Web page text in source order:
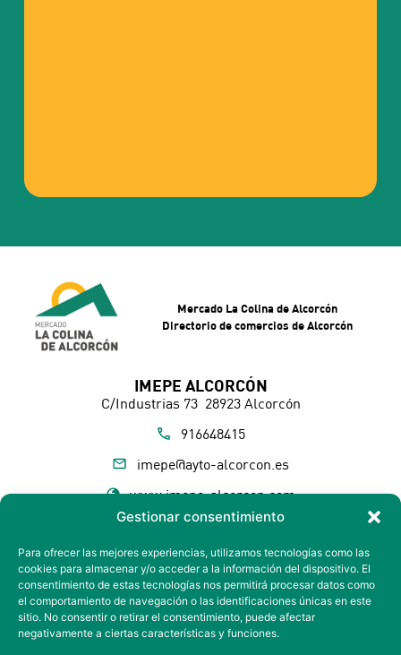
Gestionar consentimiento
Para ofrecer las mejores experiencias, utilizamos tecnologías como las
cookies para almacenar y/o acceder a la información del dispositivo. El
consentimiento de estas tecnologías nos permitirá procesar datos como
el comportamiento de navegación o las identificaciones únicas en este
sitio. No consentir o retirar el consentimiento, puede afectar
negativamente a ciertas características y funciones.
Mercado La Colina de Alcorcón
Directorio de comercios de Alcorcón
IMEPE ALCORCÓN
C/Industrias 73 28923 Alcorcón
916648415
imepe@ayto-alcorcon.es
www.imepe-alcorcon.com
Suscríbete a nuestra NEWSLETTER
Próximamente
Síguenos en: